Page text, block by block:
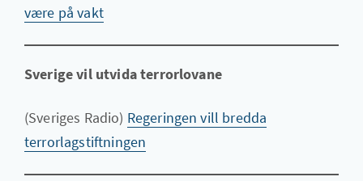
være på vakt
Sverige vil utvida terrorlovane
(Sveriges Radio) Regeringen vill bredda
terrorlagstiftningen